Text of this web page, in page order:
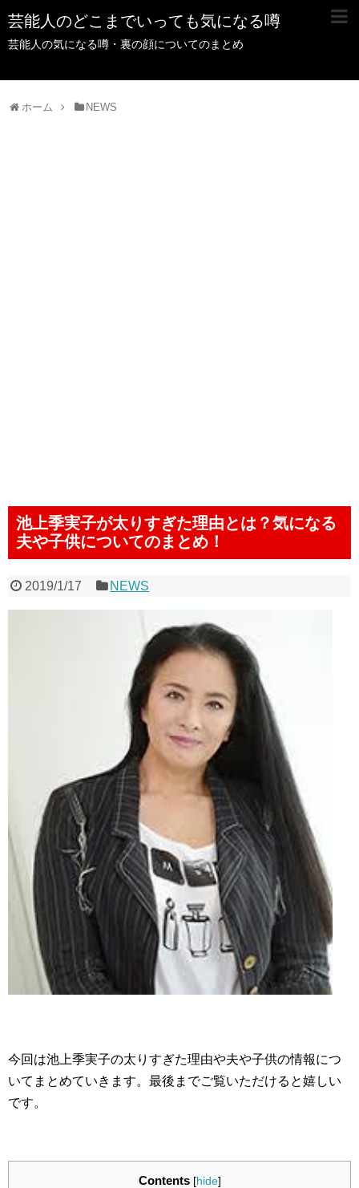
芸能人のどこまでいっても気になる噂
芸能人の気になる噂・裏の顔についてのまとめ
ホーム NEWS
池上季実子が太りすぎた理由とは？気になる
夫や子供についてのまとめ！
2019/1/17 NEWS
今回は池上季実子の太りすぎた理由や夫や子供の情報につ
いてまとめていきます。最後までご覧いただけると嬉しい
です。
Contents [hide]